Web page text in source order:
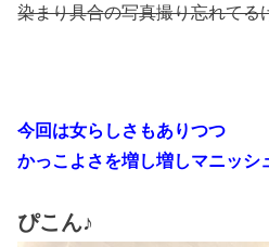
染まり具合の写真撮り忘れてる
今回は女らしさもありつつ
かっこよさを増し増しマニッ
ぴこん♪